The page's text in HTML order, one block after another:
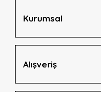
Kurumsal
Alışveriş